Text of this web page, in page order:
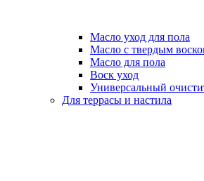
Масло уход для пола
Масло с твердым
Масло для пола
Воск уход
Универсальный
Для террасы и настила